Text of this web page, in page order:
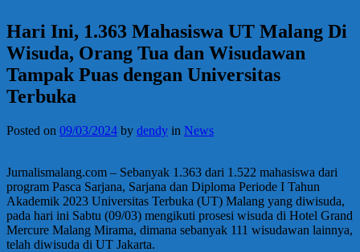
Hari Ini, 1.363 Mahasiswa UT Malang Di
Wisuda, Orang Tua dan Wisudawan
Tampak Puas dengan Universitas
Terbuka
Posted on 09/03/2024 by dendy in News
Jurnalismalang.com – Sebanyak 1.363 dari 1.522 mahasiswa dari
program Pasca Sarjana, Sarjana dan Diploma Periode I Tahun
Akademik 2023 Universitas Terbuka (UT) Malang yang diwisuda,
pada hari ini Sabtu (09/03) mengikuti prosesi wisuda di Hotel Grand
Mercure Malang Mirama, dimana sebanyak 111 wisudawan lainnya,
telah diwisuda di UT Jakarta.